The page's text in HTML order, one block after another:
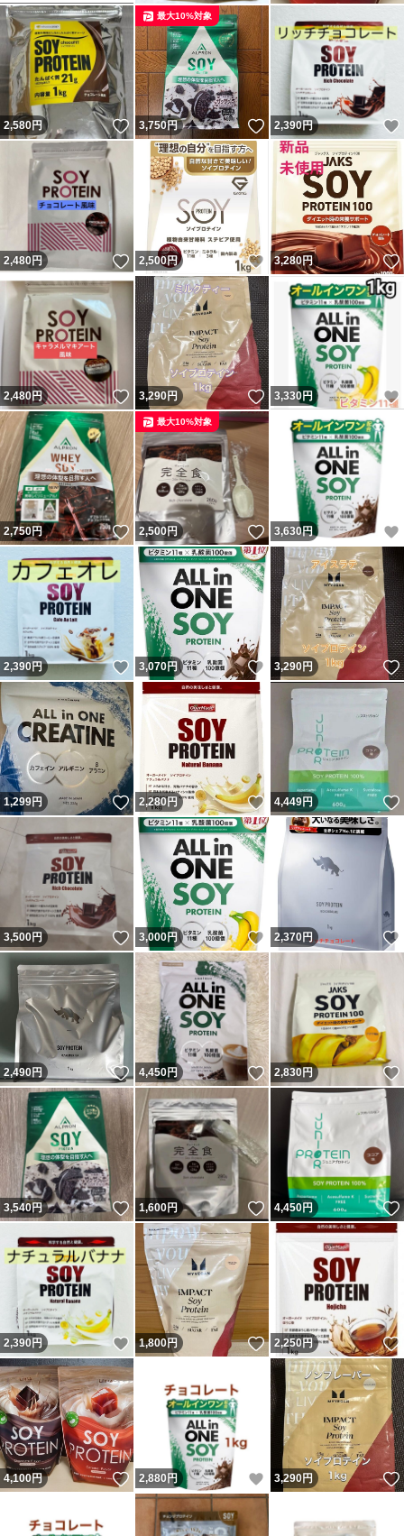
2,580円 いいね！
3,750円 いいね！
最大10%対象
2,390円
2,480円 いいね！
2,500円 いいね！
3,280円
2,480円 いいね！
3,290円 いいね！
3,330円
2,750円 いいね！
2,500円 いいね！
最大10%対象
3,630円
2,390円 いいね！
3,070円 いいね！
3,290円
1,299円 いいね！
2,280円 いいね！
4,449円
3,500円 いいね！
3,000円 いいね！
2,370円
2,490円 いいね！
4,450円 いいね！
2,830円
3,540円 いいね！
1,600円 いいね！
4,450円
2,390円 いいね！
1,800円 いいね！
2,250円
4,100円 いいね！
2,880 円 いいね！
3,290円